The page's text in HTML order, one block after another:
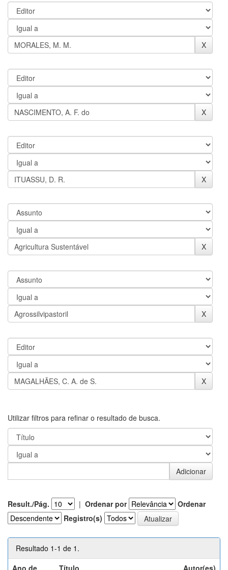
Utilizar filtros para refinar o resultado de busca.
Result./Pág. | Ordenar por
Ordenar
Registro(s)
Resultado 1-1 de 1.
Ano de
Título Autor(es)